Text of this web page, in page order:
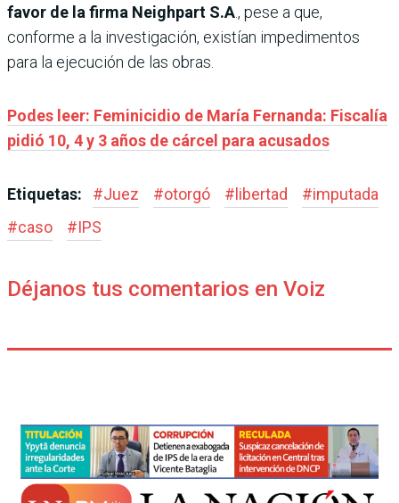
favor de la firma Neighpart S.A., pese a que,
conforme a la investigación, existían impedimentos
para la ejecución de las obras.
Podes leer: Feminicidio de María Fernanda: Fiscalía
pidió 10, 4 y 3 años de cárcel para acusados
Etiquetas: #Juez #otorgó #libertad #imputada
#caso #IPS
Déjanos tus comentarios en Voiz